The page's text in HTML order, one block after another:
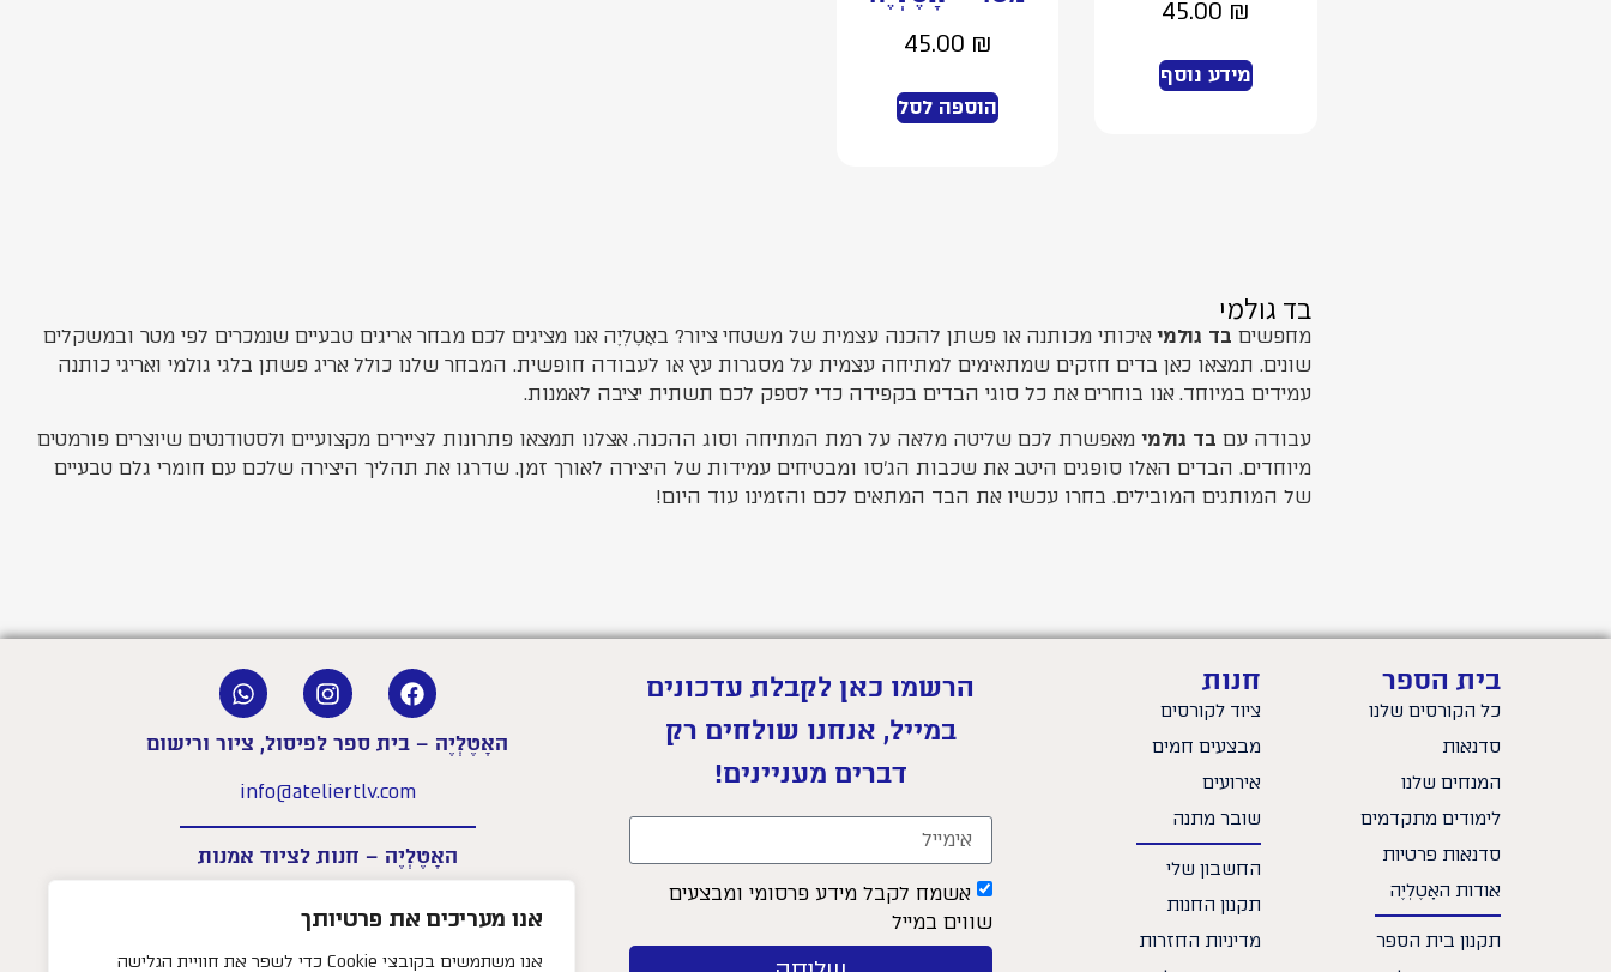
אנו מעריכים את פרטיותך
אנו משתמשים בקובצי Cookie כדי לשפר את חוויית הגלישה
45.00 ₪
מידע נוסף
45.00 ₪
הוספה לסל
בד גולמי
מחפשים בד גולמי איכותי מכותנה או פשתן להכנה עצמית של משטחי ציור? באָטֶלְיֶה אנו מציגים לכם מבחר אריגים טבעיים שנמכרים לפי מטר ובמשקלים
שונים. תמצאו כאן בדים חזקים שמתאימים למתיחה עצמית על מסגרות עץ או לעבודה חופשית. המבחר שלנו כולל אריג פשתן בלגי גולמי ואריגי כותנה
עמידים במיוחד. אנו בוחרים את כל סוגי הבדים בקפידה כדי לספק לכם תשתית יציבה לאמנות.
עבודה עם בד גולמי מאפשרת לכם שליטה מלאה על רמת המתיחה וסוג ההכנה. אצלנו תמצאו פתרונות לציירים מקצועיים ולסטודנטים שיוצרים פורמטים
מיוחדים. הבדים האלו סופגים היטב את שכבות הג’סו ומבטיחים עמידות של היצירה לאורך זמן. שדרגו את תהליך היצירה שלכם עם חומרי גלם טבעיים
של המותגים המובילים. בחרו עכשיו את הבד המתאים לכם והזמינו עוד היום!
בית הספר
כל הקורסים שלנו
סדנאות
המנחים שלנו
לימודים מתקדמים
סדנאות פרטיות
אודות האָטֶלְיֶה
תקנון בית הספר
חנות
ציוד לקורסים
מבצעים חמים
אירועים
שובר מתנה
החשבון שלי
תקנון החנות
מדיניות החזרות
הרשמו כאן לקבלת עדכונים
במייל, אנחנו שולחים רק
דברים מעניינים!
אשמח לקבל מידע פרסומי ומבצעים
שווים במייל
האָטֶלְיֶה – בית ספר לפיסול, ציור ורישום
info@ateliertlv.com
האָטֶלְיֶה – חנות לציוד אמנות